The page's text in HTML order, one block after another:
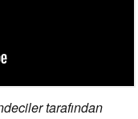
tarafından